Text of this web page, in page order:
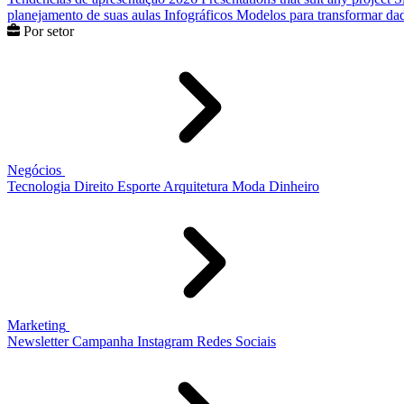
planejamento de suas aulas Infográficos Modelos para transformar
Por setor
Negócios
Tecnologia Direito Esporte Arquitetura Moda Dinheiro
Marketing
Newsletter Campanha Instagram Redes Sociais